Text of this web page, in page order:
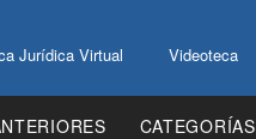
Jurídica Virtual Videoteca
CATEGORÍAS